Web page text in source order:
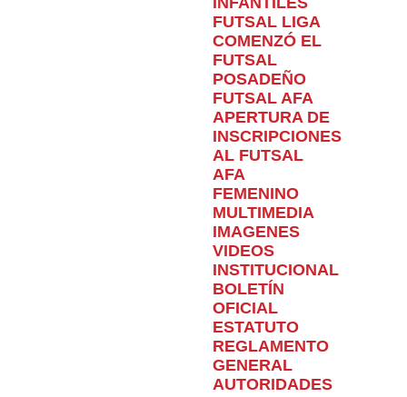
FUTSAL LIGA
COMENZÓ EL
FUTSAL
POSADEÑO
FUTSAL AFA
APERTURA DE
INSCRIPCIONES
AL FUTSAL
AFA
FEMENINO
MULTIMEDIA
IMAGENES
VIDEOS
INSTITUCIONAL
BOLETÍN
OFICIAL
ESTATUTO
REGLAMENTO
GENERAL
AUTORIDADES
LA CANTERA VENCIÓ A BROWN Y